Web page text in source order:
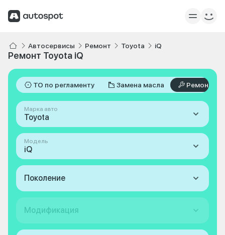
Автосервисы Ремонт Toyota iQ
Ремонт Toyota iQ
ТО по регламенту Замена масла Ремонт
Марка авто
Toyota
Модель
iQ
Поколение
Модификация